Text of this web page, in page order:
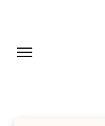
inhoud